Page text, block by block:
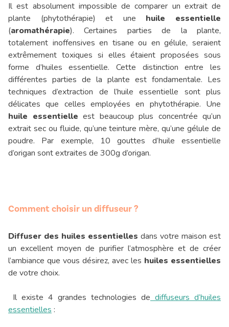
Il est absolument impossible de comparer un extrait de
plante (phytothérapie) et une huile essentielle
(aromathérapie). Certaines parties de la plante,
totalement inoffensives en tisane ou en gélule, seraient
extrêmement toxiques si elles étaient proposées sous
forme d’huiles essentielle. Cette distinction entre les
différentes parties de la plante est fondamentale. Les
techniques d’extraction de l’huile essentielle sont plus
délicates que celles employées en phytothérapie. Une
huile essentielle est beaucoup plus concentrée qu’un
extrait sec ou fluide, qu’une teinture mère, qu’une gélule de
poudre. Par exemple, 10 gouttes d’huile essentielle
d’origan sont extraites de 300g d’origan.
Comment choisir un diffuseur ?
Diffuser des huiles essentielles dans votre maison est
un excellent moyen de purifier l’atmosphère et de créer
l’ambiance que vous désirez, avec les huiles essentielles
de votre choix.
Il existe 4 grandes technologies de diffuseurs d’huiles
essentielles :